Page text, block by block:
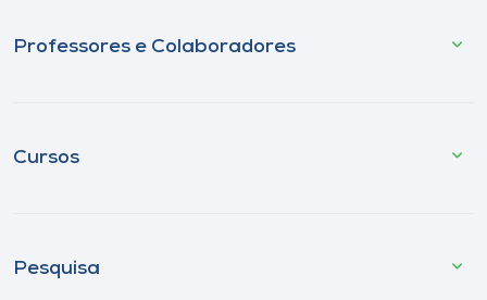
Professores e Colaboradores
Cursos
Pesquisa